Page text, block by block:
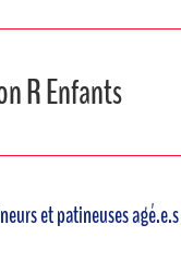
R Enfants
et patineuses